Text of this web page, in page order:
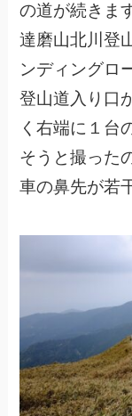
の道が続きま
達磨山北川登
ンディングロ
登山道入り口
く右端に１台
そうと撮った
車の鼻先が若